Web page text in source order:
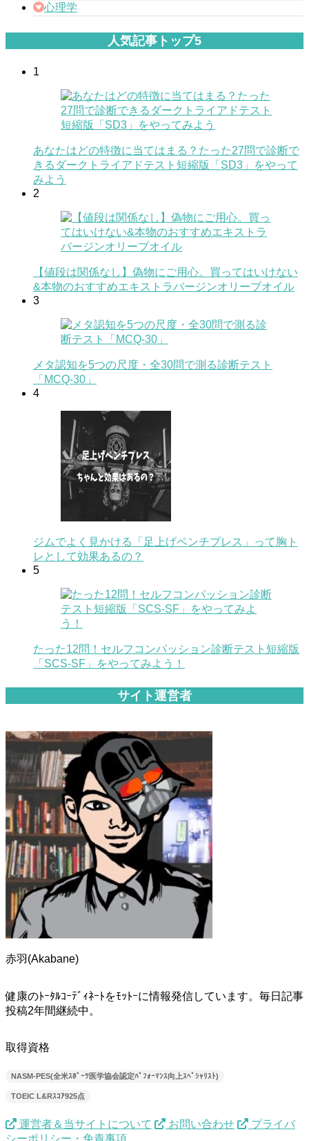
心理学
人気記事トップ5
1
あなたはどの特徴に当てはまる？たった27問で診断で
きるダークトライアドテスト短縮版「SD3」をやって
みよう
2
【値段は関係なし】偽物にご用心。買ってはいけない
&本物のおすすめエキストラバージンオリーブオイル
3
メタ認知を5つの尺度・全30問で測る診断テスト
「MCQ-30」
4
ジムでよく見かける「足上げベンチプレス」って胸ト
レとして効果あるの？
5
たった12問！セルフコンパッション診断テスト短縮版
「SCS-SF」をやってみよう！
サイト運営者
赤羽(Akabane)
健康のﾄｰﾀﾙｺｰﾃﾞｨﾈｰﾄをﾓｯﾄｰに情報発信しています。毎日記事
投稿2年間継続中。
取得資格
NASM-PES(全米ｽﾎﾟｰﾂ医学協会認定ﾊﾟﾌｫｰﾏﾝｽ向上ｽﾍﾟｼｬﾘｽﾄ)
TOEIC L&Rｽｺｱ925点
運営者＆当サイトについて お問い合わせ
プライバ